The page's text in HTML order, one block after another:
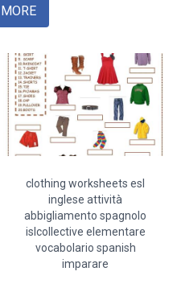
clothing worksheets esl
inglese attività
abbigliamento spagnolo
islcollective elementare
vocabolario spanish
imparare